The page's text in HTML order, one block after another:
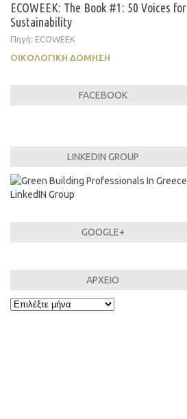
ECOWEEK: The Book #1: 50 Voices for
Sustainability
Πηγή: ECOWEEK
ΟΙΚΟΛΟΓΙΚΉ ΔΌΜΗΣΗ
FACEBOOK
LINKEDIN GROUP
GOOGLE+
ΑΡΧΕΙΟ
ΑΡΧΕΙΟ